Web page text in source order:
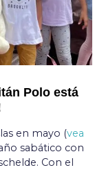
Polo está
en mayo (vea
sabático con
Con el